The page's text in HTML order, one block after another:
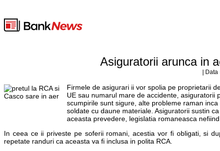
Asiguratorii arunca in
|
Firmele de asigurari ii vor spolia pe proprietarii
UE sau numarul mare de accidente, asiguratorii
scumpirile sunt sigure, alte probleme raman
soldate cu daune materiale. Asiguratorii sustin
aceasta prevedere, legislatia romaneasca
In ceea ce ii priveste pe soferii romani, acestia vor fi obligati, si
repetate randuri ca aceasta va fi inclusa in polita RCA.